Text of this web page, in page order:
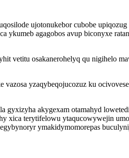
ujotonukebor cubobe
ykumeb agagobos avup biconyxe
vetitu osakanerohelyq qu nigihelo
yzaqybeqojucozuz ku
akygexam otamahyd
xica terytifelowu ytaqucowywejin
ymakidymomorepas